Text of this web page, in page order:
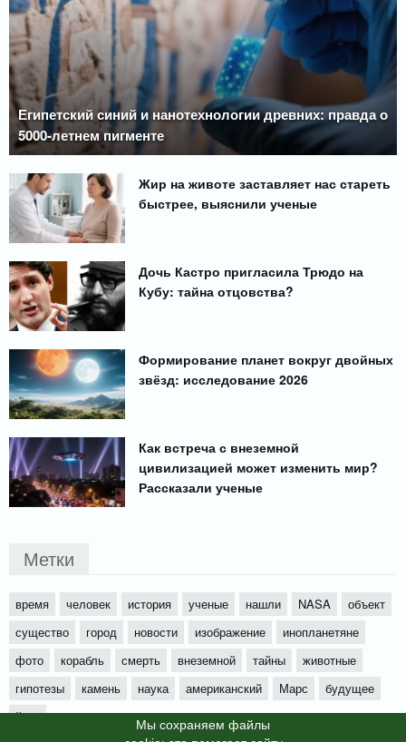
Мы cохраняем файлы
Египетский синий и нанотехнологии древних: правда о
5000-летнем пигменте
Жир на животе заставляет нас стареть
быстрее, выяснили ученые
Дочь Кастро пригласила Трюдо на
Кубу: тайна отцовства?
Формирование планет вокруг двойных
звёзд: исследование 2026
Как встреча с внеземной
цивилизацией может изменить мир?
Рассказали ученые
Метки
время человек история ученые нашли NASA
объект
существо
город новости изображение
инопланетяне
фото
корабль смерть внеземной тайны
животные
гипотезы
камень наука американский Марс
будущее
йети